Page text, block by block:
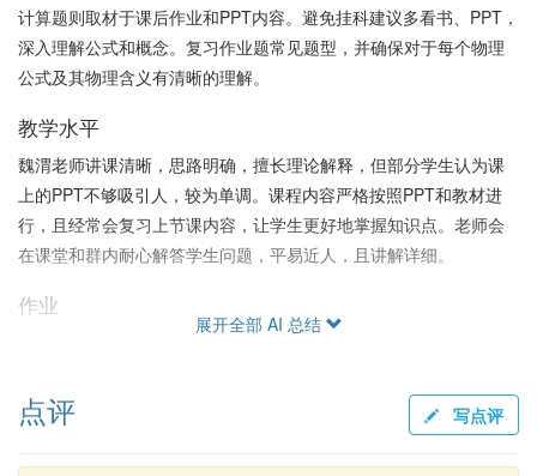
计算题则取材于课后作业和PPT内容。避免挂科建议多看书、PPT，
深入理解公式和概念。复习作业题常见题型，并确保对于每个物理
公式及其物理含义有清晰的理解。
教学水平
魏渭老师讲课清晰，思路明确，擅长理论解释，但部分学生认为课
上的PPT不够吸引人，较为单调。课程内容严格按照PPT和教材进
行，且经常会复习上节课内容，让学生更好地掌握知识点。老师会
在课堂和群内耐心解答学生问题，平易近人，且讲解详细。
作业
例题对应考试大有裨益。
展开全部 AI 总结
点评 写点评